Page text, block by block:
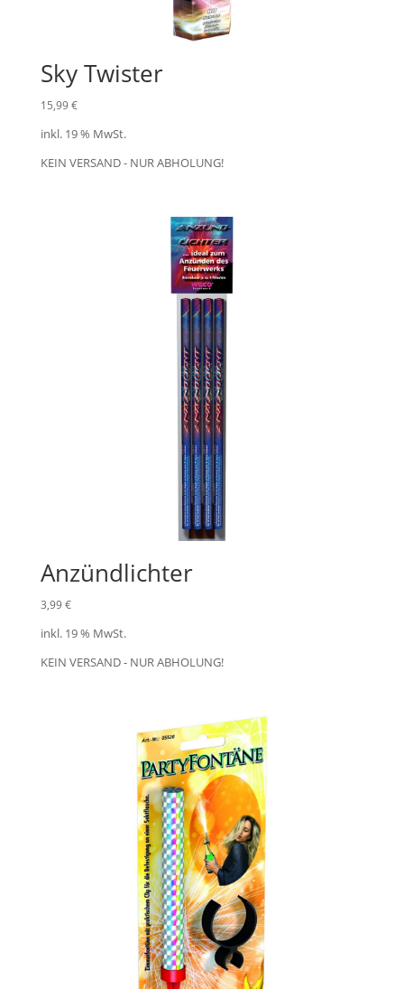
Sky Twister
15,99€
inkl. 19 % MwSt.
KEIN VERSAND - NUR ABHOLUNG!
Anzündlichter
3,99€
inkl. 19 % MwSt.
KEIN VERSAND - NUR ABHOLUNG!